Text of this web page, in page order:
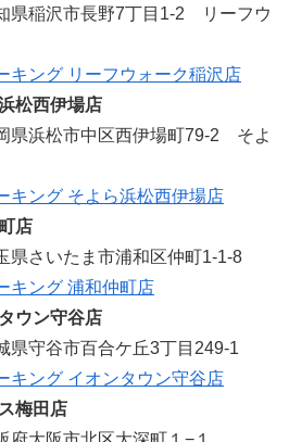
県稲沢市長野7丁目1-2 リーフウ
キング リーフウォーク稲沢店
松西伊場店
県浜松市中区西伊場町79-2 そよ
キング そよら浜松西伊場店
店
県さいたま市浦和区仲町1-1-8
キング 浦和仲町店
ウン守谷店
県守谷市百合ケ丘3丁目249-1
キング イオンタウン守谷店
梅田店